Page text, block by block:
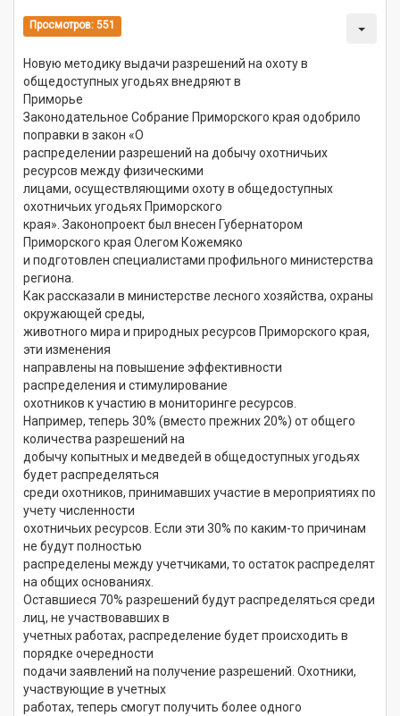
Просмотров: 551
Новую методику выдачи разрешений на охоту в
общедоступных угодьях внедряют в
Приморье
Законодательное Собрание Приморского края одобрило
поправки в закон «О
распределении разрешений на добычу охотничьих
ресурсов между физическими
лицами, осуществляющими охоту в общедоступных
охотничьих угодьях Приморского
края». Законопроект был внесен Губернатором
Приморского края Олегом Кожемяко
и подготовлен специалистами профильного министерства
региона.
Как рассказали в министерстве лесного хозяйства, охраны
окружающей среды,
животного мира и природных ресурсов Приморского края,
эти изменения
направлены на повышение эффективности
распределения и стимулирование
охотников к участию в мониторинге ресурсов.
Например, теперь 30% (вместо прежних 20%) от общего
количества разрешений на
добычу копытных и медведей в общедоступных угодьях
будет распределяться
среди охотников, принимавших участие в мероприятиях по
учету численности
охотничьих ресурсов. Если эти 30% по каким-то причинам
не будут полностью
распределены между учетчиками, то остаток распределят
на общих основаниях.
Оставшиеся 70% разрешений будут распределяться среди
лиц, не участвовавших в
учетных работах, распределение будет происходить в
порядке очередности
подачи заявлений на получение разрешений. Охотники,
участвующие в учетных
работах, теперь смогут получить более одного